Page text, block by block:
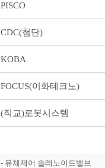
PISCO
CDC(첨단)
KOBA
FOCUS(이화테크노)
(직교)로봇시스템
- 유체제어 솔레노이드밸브